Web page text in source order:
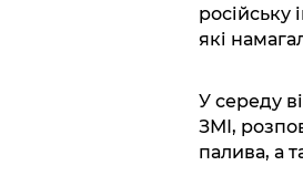
російську
які
У середу
ЗМІ,
палива, а